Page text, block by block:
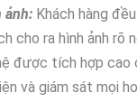
ảnh: Khách hàng
cho ra hình ảnh rõ
được tích hợp cao
và giám sát mọi